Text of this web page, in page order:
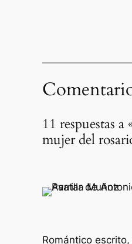
11 respuestas
mujer del
Romántico